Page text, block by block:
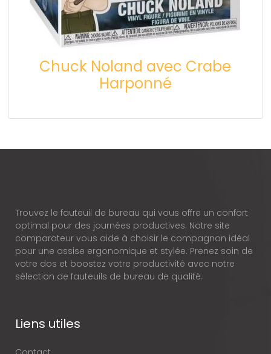
Chuck Noland avec Crabe
Harponné
Trouvez le fauteuil de bureau qui vous offre un confort
optimal pour des journées productives. Notre site
comparateur vous aide à choisir le compagnon idéal
pour une assise ergonomique et stylée. Prenez soin de
votre dos et boostez votre productivité avec notre
sélection de fauteuils de bureau de qualité.
Liens utiles